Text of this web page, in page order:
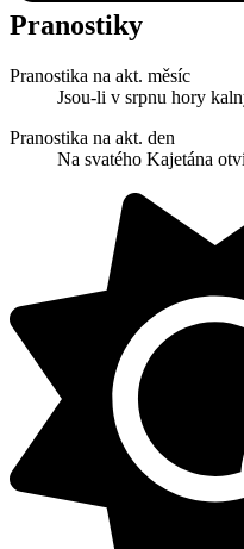
Pranostiky
Pranostika na akt. měsíc
Jsou-li v srpnu hory
Pranostika na akt. den
Na svatého Kajetána